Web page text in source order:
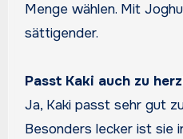
Menge wählen. Mit
sättigender.
Passt Kaki auch zu
Ja, Kaki passt sehr gut
Besonders lecker ist sie